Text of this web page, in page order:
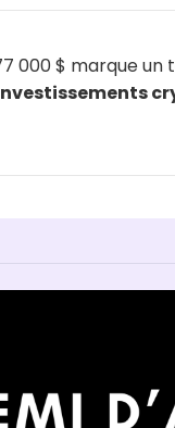
000 $ marque